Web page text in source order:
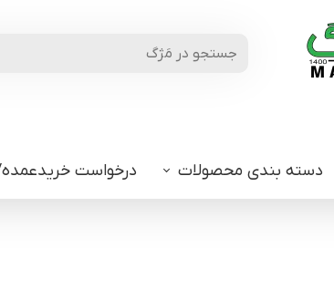
دسته بندی محصولات درخواست